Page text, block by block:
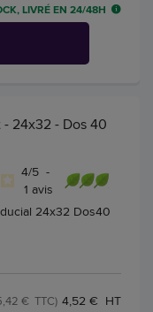
LIVRÉ EN 24/48H
24x32 - Dos 40
4/5 -
1 avis
24x32 Dos40
4,52 € HT
€ TTC)